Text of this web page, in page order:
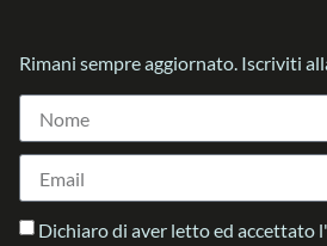
Rimani sempre aggiornato. Iscriviti
Dichiaro di aver letto ed accettato